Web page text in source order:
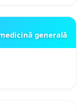
reglementat
renunțe la
generală